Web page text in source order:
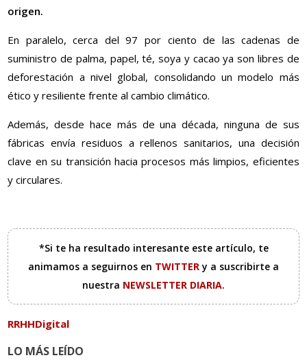
origen.
En paralelo, cerca del 97 por ciento de las cadenas de
suministro de palma, papel, té, soya y cacao ya son libres de
deforestación a nivel global, consolidando un modelo más
ético y resiliente frente al cambio climático.
Además, desde hace más de una década, ninguna de sus
fábricas envía residuos a rellenos sanitarios, una decisión
clave en su transición hacia procesos más limpios, eficientes
y circulares.
*Si te ha resultado interesante este artículo, te
animamos a seguirnos en TWITTERy a suscribirte a
nuestra NEWSLETTER DIARIA.
RRHHDigital
LO MÁS LEÍDO